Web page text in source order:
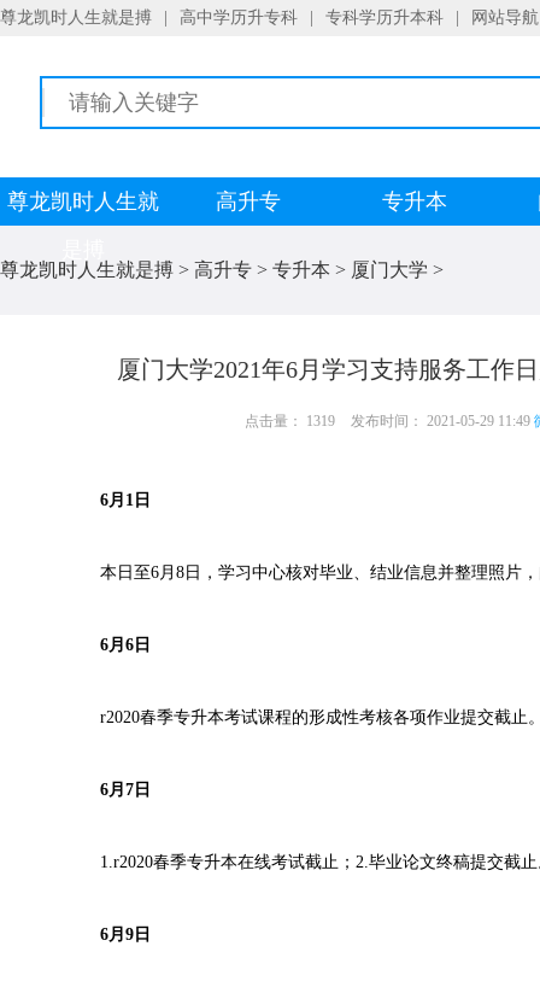
尊龙凯时人生就是搏 高中学历升专科 专科学历升本科 网站导航
尊龙凯时人生就
高升专 专升本
尊龙凯时人生就是搏 > 高升专 > 专升本 > 厦门大学 >
厦门大学2021年6月学习支持服务工作
点击量： 1319 发布时间： 2021-05-29 11:49
6月1日
本日至6月8日，学习中心核对毕业、结业信息并整理照片，
6月6日
r2020春季专升本考试课程的形成性考核各项作业提交截止
6月7日
1.r2020春季专升本在线考试截止；2.毕业论文终稿提交截止
6月9日